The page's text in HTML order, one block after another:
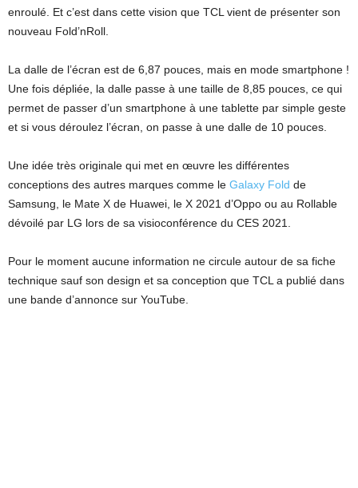
enroulé. Et c’est dans cette vision que TCL vient de présenter son
nouveau Fold’nRoll.
La dalle de l’écran est de 6,87 pouces, mais en mode smartphone !
Une fois dépliée, la dalle passe à une taille de 8,85 pouces, ce qui
permet de passer d’un smartphone à une tablette par simple geste
et si vous déroulez l’écran, on passe à une dalle de 10 pouces.
Une idée très originale qui met en œuvre les différentes
conceptions des autres marques comme le Galaxy Fold de
Samsung, le Mate X de Huawei, le X 2021 d’Oppo ou au Rollable
dévoilé par LG lors de sa visioconférence du CES 2021.
Pour le moment aucune information ne circule autour de sa fiche
technique sauf son design et sa conception que TCL a publié dans
une bande d’annonce sur YouTube.